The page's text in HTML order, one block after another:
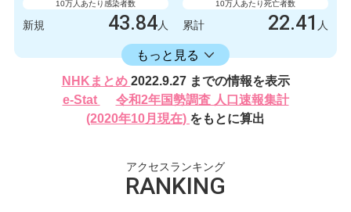
10万人あたり感染者数
新規 43.84人
10万人あたり死亡者数
累計 22.41 人
もっと見る
16406.17人
感染者数
620人
死亡者数
新規
232024人 累計
NHKまとめ 2022.9.27 までの情報を表示
e-Stat
令和2年国勢調査 人口速報集計
(2020年10月現在) をもとに算出
アクセスランキング
RANKING